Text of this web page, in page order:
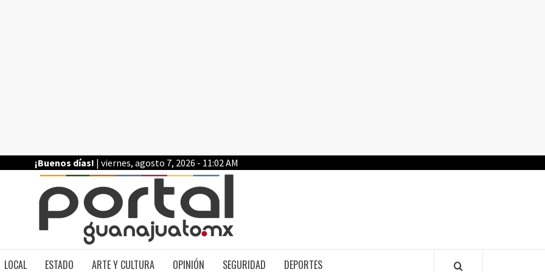
¡Buenos días! | viernes, agosto 7, 2026 - 11:02 AM
LOCAL ESTADO ARTE Y CULTURA OPINIÓN SEGURIDAD DEPORTES